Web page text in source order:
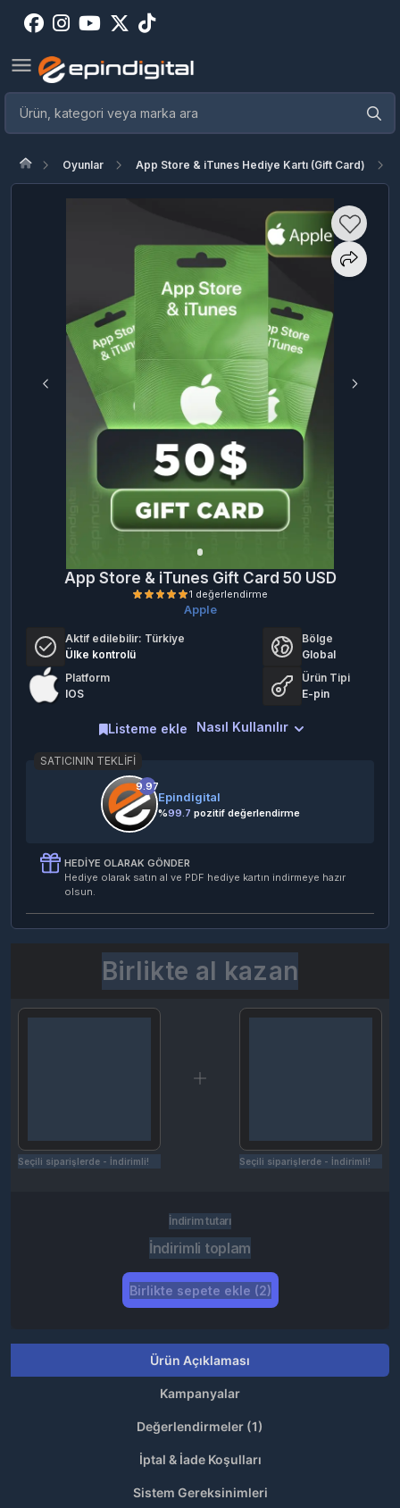
Oyunlar App Store & iTunes Hediye Kartı (Gift Card)
App Store & iTunes Gift Card 50 USD
Apple
Aktif edilebilir: Türkiye
Ülke kontrolü
Bölge
Global
Platform
IOS
Ürün Tipi
E-pin
Nasıl Kullanılır
Listeme ekle
SATICININ TEKLIFI
9.97
Epindigital
%99.7 pozitif değerlendirme
HEDIYE OLARAK GÖNDER
Hediye olarak satın al ve PDF hediye kartın indirmeye hazır
olsun.
Birlikte al kazan
Seçili siparişlerde - İndirimli! Seçili siparişlerde - İndirimli!
İndirim tutarı
İndirimli toplam
Birlikte sepete ekle (2)
Ürün Açıklaması
Kampanyalar
Değerlendirmeler (1)
İptal & İade Koşulları
Sistem Gereksinimleri